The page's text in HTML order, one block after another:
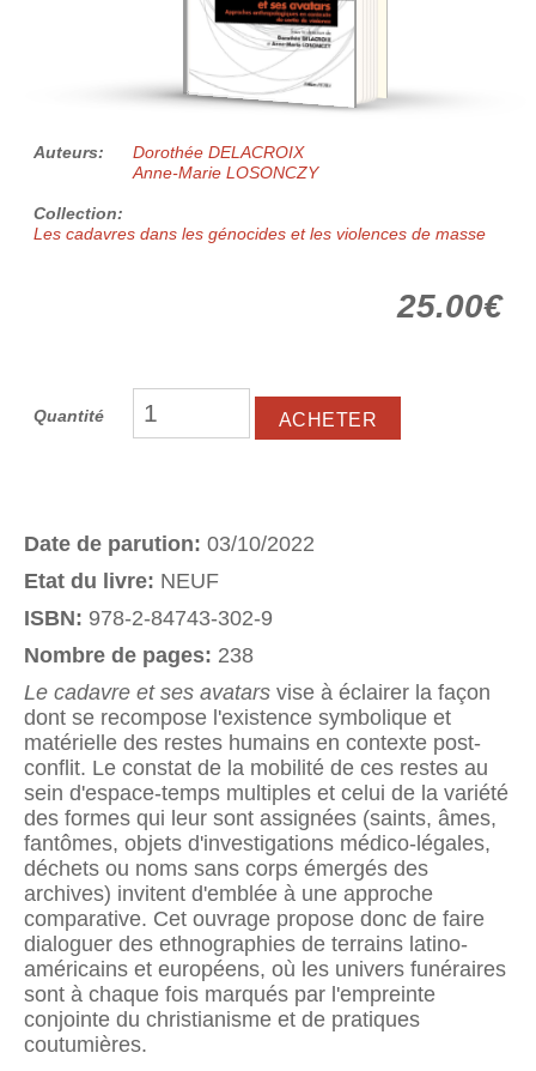
Auteurs:
Dorothée DELACROIX
Anne-Marie LOSONCZY
Collection:
Les cadavres dans les génocides et les violences de masse
25.00€
Quantité
Date de parution: 03/10/2022
Etat du livre: NEUF
ISBN: 978-2-84743-302-9
Nombre de pages: 238
Le cadavre et ses avatars vise à éclairer la façon
dont se recompose l'existence symbolique et
matérielle des restes humains en contexte post-
conflit. Le constat de la mobilité de ces restes au
sein d'espace-temps multiples et celui de la variété
des formes qui leur sont assignées (saints, âmes,
fantômes, objets d'investigations médico-légales,
déchets ou noms sans corps émergés des
archives) invitent d'emblée à une approche
comparative. Cet ouvrage propose donc de faire
dialoguer des ethnographies de terrains latino-
américains et européens, où les univers funéraires
sont à chaque fois marqués par l'empreinte
conjointe du christianisme et de pratiques
coutumières.